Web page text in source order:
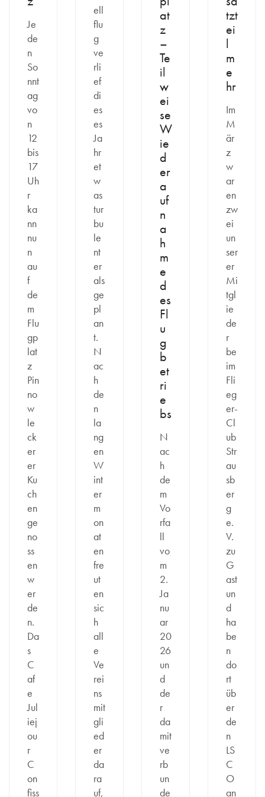
Je
de
n
So
nnt
ag
vo
n
12
bis
17
Uh
r
ka
nn
nu
n
au
f
de
m
Flu
gp
lat
z
Pin
no
w
le
ck
er
er
Ku
ch
en
ge
no
ss
en
w
er
de
n.
Da
s
C
af
e
Jul
iej
ou
r
C
on
fiss
ell
flu
g
ve
rli
ef
di
es
es
Ja
hr
et
w
as
tur
bu
le
nt
er
als
ge
pl
an
t.
N
ac
h
de
n
la
ng
en
W
int
er
m
on
at
en
fre
ut
en
sic
h
all
e
Ve
rei
ns
mit
gli
ed
er
da
ra
uf,
at
z
–
Te
il
w
ei
se
W
ie
d
er
a
uf
n
a
h
m
e
d
es
Fl
u
g
b
et
ri
e
bs
N
ac
h
de
m
Vo
rfa
ll
vo
m
2.
Ja
nu
ar
20
26
un
d
de
r
da
mit
ve
rb
un
de
tzt
ei
l
m
e
hr
Im
M
är
z
w
ar
en
zw
ei
un
ser
er
Mi
tgl
ie
de
r
be
im
Fli
eg
er-
Cl
ub
Str
au
sb
er
g
e.
V.
zu
G
ast
un
d
ha
be
n
do
rt
üb
er
de
n
LS
C
O
an